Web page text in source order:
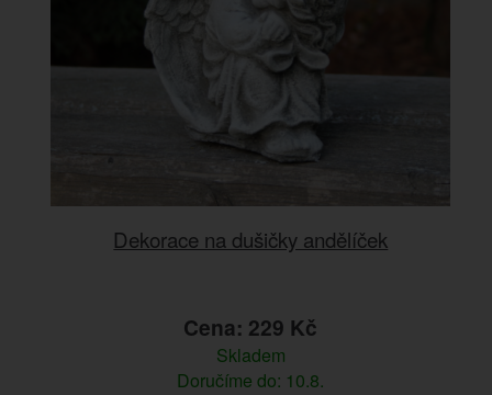
Dekorace na dušičky andělíček
Cena: 229 Kč
Skladem
Doručíme do: 10.8.